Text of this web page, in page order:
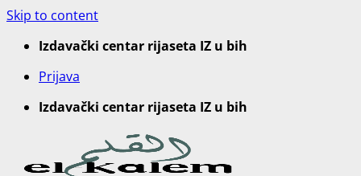
Skip to content
Izdavački centar rijaseta IZ u bih
Prijava
Izdavački centar rijaseta IZ u bih